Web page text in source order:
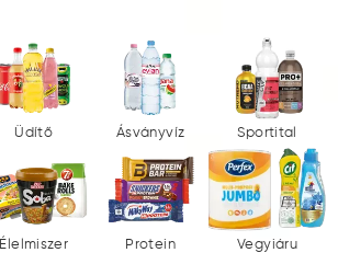
Üdítő Ásványvíz Sportital
Élelmiszer Protein Vegyiáru